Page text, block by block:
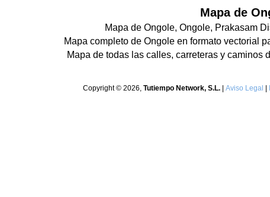
Mapa de
Mapa de Ongole, Ongole, Prakasam
Mapa completo de Ongole en formato vectorial
Mapa de todas las calles, carreteras y caminos
Copyright © 2026, Tutiempo Network, S.L. Aviso Legal